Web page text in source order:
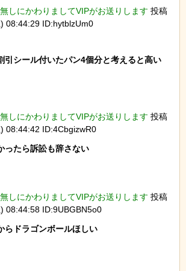
しにかわりましてVIPがお送りします 投稿
08:44:29 ID:hytblzUm0
引シール付いたパン4個分と考えると高い
しにかわりましてVIPがお送りします 投稿
08:44:42 ID:4CbgizwR0
ったら訴訟も辞さない
しにかわりましてVIPがお送りします 投稿
08:44:58 ID:9UBGBN5o0
らドラゴンボールほしい